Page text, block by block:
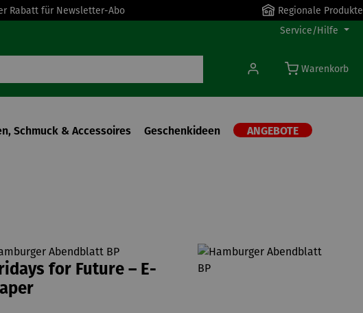
Rabatt für Newsletter-Abo
Regionale Produkte
Service/Hilfe
Warenkorb
Schmuck & Accessoires Geschenkideen ANGEBOTE
Abendblatt BP
for Future – E-